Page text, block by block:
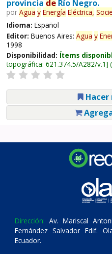
provincia deRío Negro.
por Agua y Energía Eléctrica,
Idioma: Español
Editor: Buenos Aires: Agua y
1998
Disponibilidad: Ítems
topográfica: 621.374.5/A282/v.1
Hacer
Dirección: Av. Mariscal
Fernández Salvador Edif.
Ecuador.